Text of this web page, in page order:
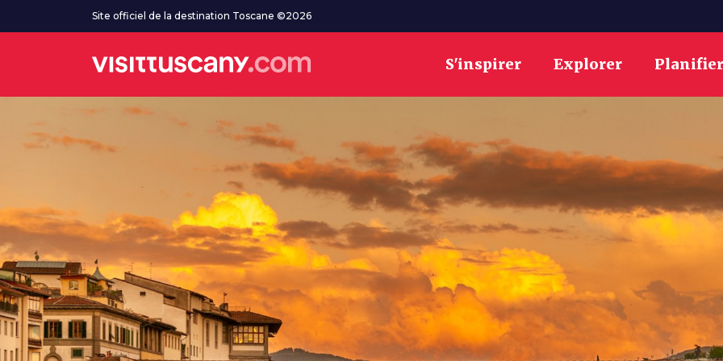
Aller au contenu principalSite officiel de la destination Toscane ©2026
S'inspirer Explorer Planifier